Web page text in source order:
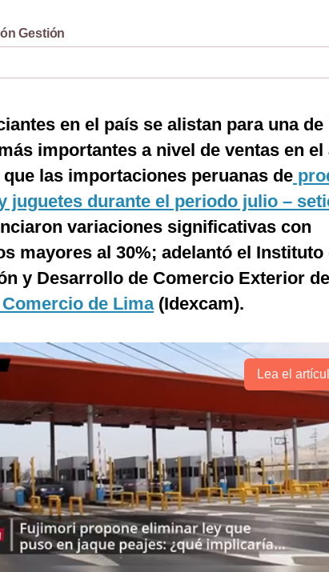
Gestión
en el país se alistan para una de
importantes a nivel de ventas en el
las importaciones peruanas de
juguetes durante el periodo julio –
variaciones significativas con
mayores al 30%; adelantó el Instituto
y Desarrollo de Comercio Exterior
de Lima(Idexcam).
Lea el